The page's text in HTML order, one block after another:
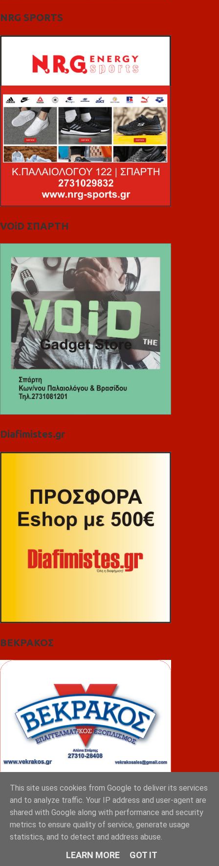
NRG SPORTS
VOiD ΣΠΑΡΤΗ
Diafimistes.gr
ΒΕΚΡΑΚΟΣ
ΦΟΥΝΤΑΣ
This site uses cookies from Google to deliver its services
and to analyze traffic. Your IP address and user-agent are
shared with Google along with performance and security
metrics to ensure quality of service, generate usage
statistics, and to detect and address abuse.
LEARN MORE GOT IT